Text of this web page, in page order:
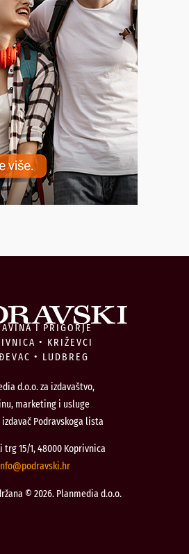
I PRIGORJE
• KRIŽEVCI
• LUDBREG
d.o.o. za izdavaštvo,
marketing i usluge
Podravskoga lista
trg 15/1, 48000 Koprivnica
rh.iksvardop
© 2026. Planmedia d.o.o.